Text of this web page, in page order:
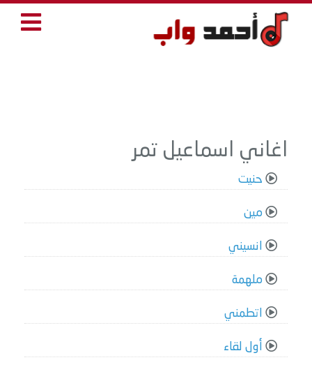
اغاني اسماعيل تمر
حنيت
مين
انسيني
ملهمة
اتطمني
أول لقاء